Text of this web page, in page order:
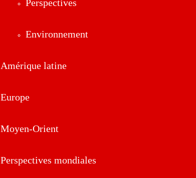
Perspectives
Environnement
Amérique latine
Europe
Moyen-Orient
Perspectives mondiales